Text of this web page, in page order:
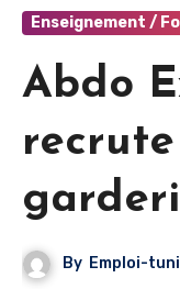
Enseignement /
Abdo
By Emploi-